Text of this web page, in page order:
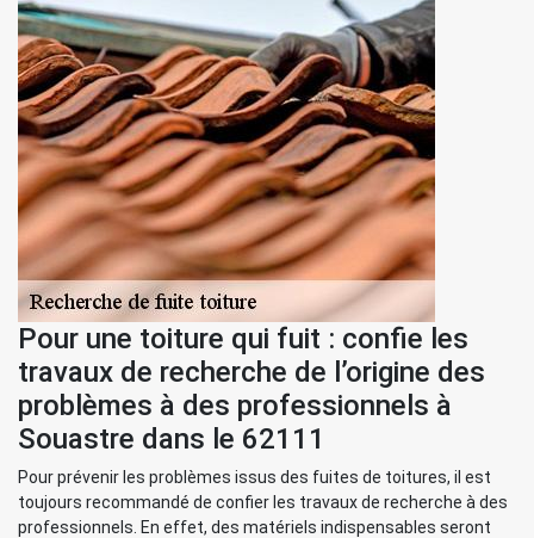
Pour une toiture qui fuit : confie les
travaux de recherche de l’origine des
problèmes à des professionnels à
Souastre dans le 62111
Pour prévenir les problèmes issus des fuites de toitures, il est
toujours recommandé de confier les travaux de recherche à des
professionnels. En effet, des matériels indispensables seront